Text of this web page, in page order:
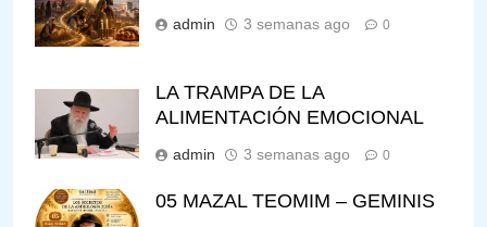
admin 3 semanas ago 0
LA TRAMPA DE LA
ALIMENTACIÓN EMOCIONAL
admin 3 semanas ago 0
05 MAZAL TEOMIM – GEMINIS